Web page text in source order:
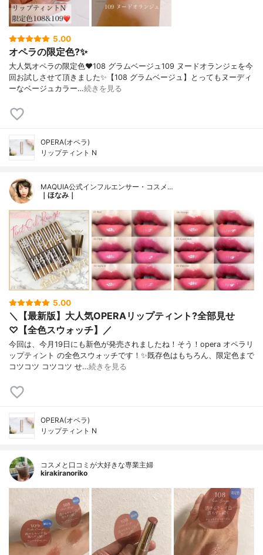
5.00
オペラの限定色?✨
大人気オペラの限定色❤️108 グラムベージュ109 ヌードオランジェを今
回お試しさせて頂きました✨【108 グラムベージュ】とってもヌーディ
ーなベージュカラー…続きを見る
OPERA(オペラ)
リップティント N
MAQUIA公式インフルエンサー・コスメ…
｜ほなみ｜
5.00
＼【最新版】大人気OPERAリップティント?全部見せ
♡【全色スウォッチ】／
今回は、今月19日にも新色が発売されましたね！そう！opera オペラリ
ップティント の全色スウォッチです！✨既存色はもちろん、限定色まで
コツコツ コツコツ せ…続きを見る
OPERA(オペラ)
リップティント N
コスメと口コミが大好きな専業主婦
kirakiranoriko